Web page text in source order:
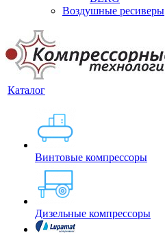
Воздушные ресиверы
Каталог
Винтовые компрессоры
Дизельные компрессоры